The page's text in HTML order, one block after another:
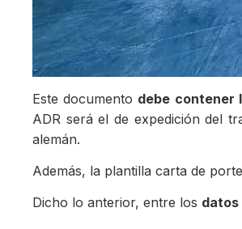
Este documento debe contener
ADR será el de expedición del
alemán.
Además, la plantilla carta de
Dicho lo anterior, entre los datos